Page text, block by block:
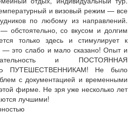
и визовый режим — все
по любому из направлений.
обстоятельно, со вкусом и долгим
только здесь и стимулирует к
это слабо и мало сказано! Опыт и
и ПОСТОЯННАЯ
ПУТЕШЕСТВЕННИКАМ! Не было
с документацией и временными
фирме. Не зря уже несколько лет
лучшими!